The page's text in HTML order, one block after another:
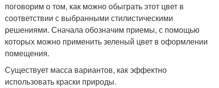
поговорим о том, как можно обыграть этот цвет в
соответствии с выбранными стилистическими
решениями. Сначала обозначим приемы, с помощью
которых можно применить зеленый цвет в оформлении
помещения.
Существует масса вариантов, как эффектно
использовать краски природы.